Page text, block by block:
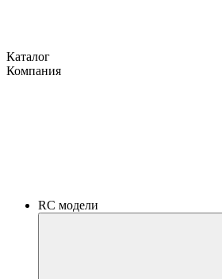
Каталог
Компания
RC модели